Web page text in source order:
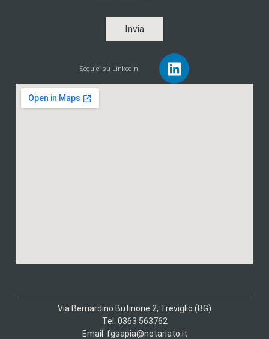
Invia
Seguici su LinkedIn
Via Bernardino Butinone 2, Treviglio (BG)
Tel. 0363 563762
Email: fgsapia@notariato.it